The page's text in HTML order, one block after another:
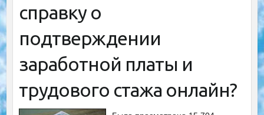
справку о
подтверждении
заработной платы и
трудового стажа онлайн?